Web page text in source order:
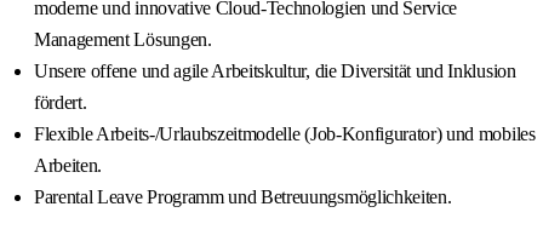
moderne und innovative Cloud-Technologien und Service
Management Lösungen.
Unsere offene und agile Arbeitskultur, die Diversität und Inklusion
fördert.
Flexible Arbeits-/Urlaubszeitmodelle (Job-Konfigurator) und mobiles
Arbeiten.
Parental Leave Programm und Betreuungsmöglichkeiten.